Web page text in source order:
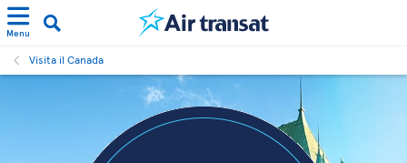
Menu
Visita il Canada